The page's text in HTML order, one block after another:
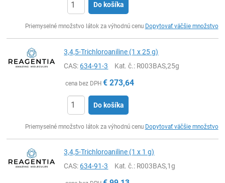
Do košíka
Priemyselné množstvo látok za výhodnú cenu Dopytovať väčšie množstvo
3,4,5-Trichloroaniline (1 x 25 g)
CAS:634-91-3 Kat. č.: R003BAS,25g
cena bez DPH € 273,64
Do košíka
Priemyselné množstvo látok za výhodnú cenu Dopytovať väčšie množstvo
3,4,5-Trichloroaniline (1 x 1 g)
CAS:634-91-3 Kat. č.: R003BAS,1g